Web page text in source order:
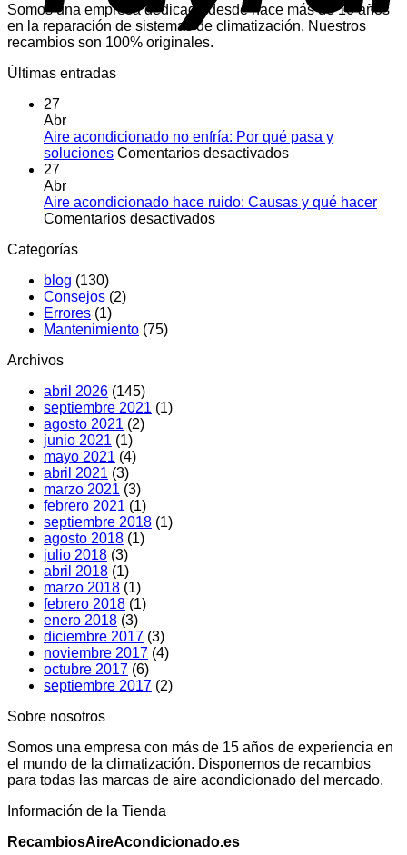
Somos una empresa dedicada desde hace más de 10 años
en la reparación de sistemas de climatización. Nuestros
recambios son 100% originales.
Últimas entradas
27
Abr
Aire acondicionado no enfría: Por qué pasa y
soluciones Comentarios desactivadosen
no
27
Abr
Aire acondicionado hace ruido: Causas y qué hacer
Comentarios desactivadosen
Categorías
blog (130)
Consejos (2)
Errores (1)
Mantenimiento (75)
Archivos
abril 2026 (145)
septiembre 2021 (1)
agosto 2021 (2)
junio 2021 (1)
mayo 2021 (4)
abril 2021 (3)
marzo 2021 (3)
febrero 2021 (1)
septiembre 2018 (1)
agosto 2018 (1)
julio 2018 (3)
abril 2018 (1)
marzo 2018 (1)
febrero 2018 (1)
enero 2018 (3)
diciembre 2017 (3)
noviembre 2017 (4)
octubre 2017 (6)
septiembre 2017 (2)
Sobre nosotros
Somos una empresa con más de 15 años de experiencia en
el mundo de la climatización. Disponemos de recambios
para todas las marcas de aire acondicionado del mercado.
Información de la Tienda
RecambiosAireAcondicionado.es